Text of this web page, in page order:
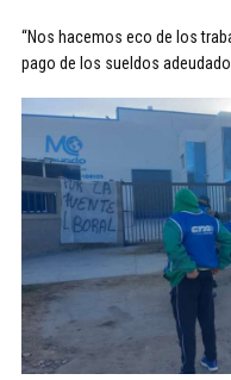
“Nos hacemos eco de los
pago de los sueldos